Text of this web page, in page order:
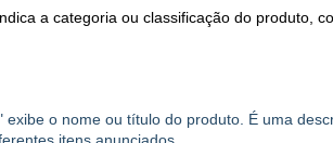
a categoria ou classificação do produto,
exibe o nome ou título do produto. É uma